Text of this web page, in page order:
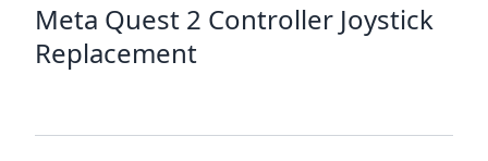
Meta Quest 2 Controller Joystick
Replacement